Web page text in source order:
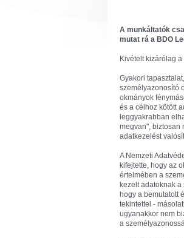
A munkáltatók
mutat rá a BDO
Kivételt kizárólag
Gyakori
személyazonosító
okmányok
és a célhoz kötött
leggyakrabban
megvan", biztosan
adatkezelést
A Nemzeti
kifejtette, hogy az
értelmében a
kezelt adatoknak
hogy a bemutatott
tekintettel -
ugyanakkor nem
a